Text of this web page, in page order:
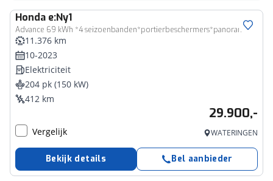
Honda e:Ny1
Advance 69 kWh *4 seizoenbanden*portierbeschermers*panoramadak*
11.376 km
10-2023
Elektriciteit
204 pk (150 kW)
412 km
29.900,-
Vergelijk WATERINGEN
Bekijk details Bel aanbieder